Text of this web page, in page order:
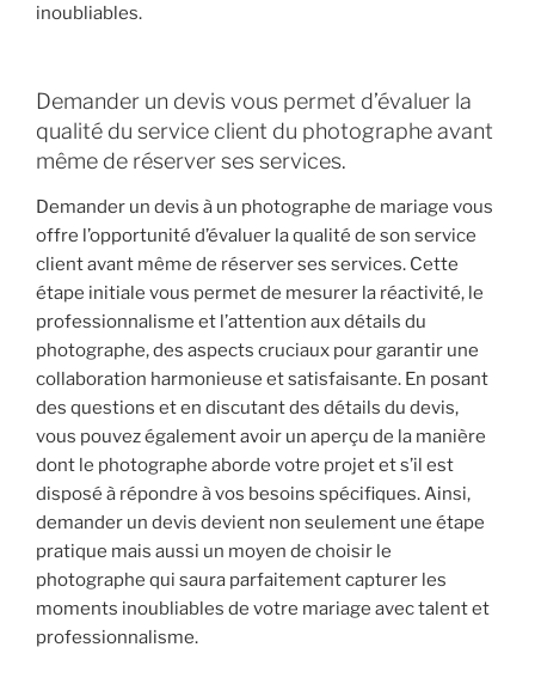
inoubliables.
Demander un devis vous permet d’évaluer la
qualité du service client du photographe avant
même de réserver ses services.
Demander un devis à un photographe de mariage vous
offre l’opportunité d’évaluer la qualité de son service
client avant même de réserver ses services. Cette
étape initiale vous permet de mesurer la réactivité, le
professionnalisme et l’attention aux détails du
photographe, des aspects cruciaux pour garantir une
collaboration harmonieuse et satisfaisante. En posant
des questions et en discutant des détails du devis,
vous pouvez également avoir un aperçu de la manière
dont le photographe aborde votre projet et s’il est
disposé à répondre à vos besoins spécifiques. Ainsi,
demander un devis devient non seulement une étape
pratique mais aussi un moyen de choisir le
photographe qui saura parfaitement capturer les
moments inoubliables de votre mariage avec talent et
professionnalisme.